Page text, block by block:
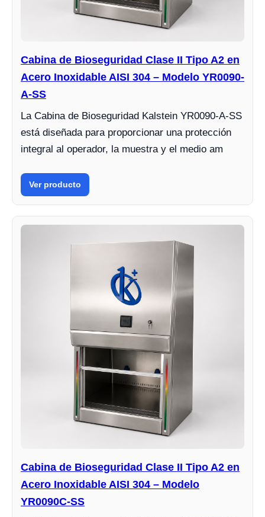
Cabina de Bioseguridad Clase II Tipo A2 en
Acero Inoxidable AISI 304 – Modelo YR0090-
A-SS
La Cabina de Bioseguridad Kalstein YR0090-A-SS
está diseñada para proporcionar una protección
integral al operador, la muestra y el medio am
Ver producto
Cabina de Bioseguridad Clase II Tipo A2 en
Acero Inoxidable AISI 304 – Modelo
YR0090C-SS